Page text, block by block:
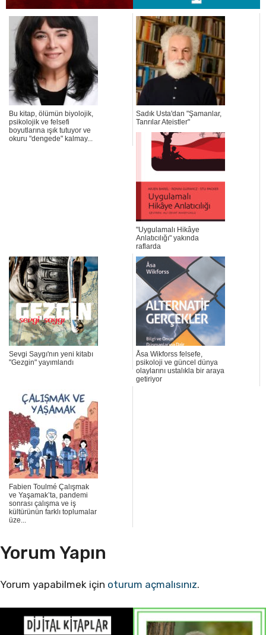
Bu kitap, ölümün biyolojik,
psikolojik ve felsefi
boyutlarına ışık tutuyor ve
okuru "dengede" kalmay...
Sadık Usta'dan "Şamanlar,
Tanrılar Ateistler"
"Uygulamalı Hikâye
Anlatıcılığı" yakında
raflarda
Sevgi Saygı'nın yeni kitabı
"Gezgin" yayımlandı
Åsa Wikforss felsefe,
psikoloji ve güncel dünya
olaylarını ustalıkla bir araya
getiriyor
Fabien Toulmé Çalışmak
ve Yaşamak’ta, pandemi
sonrası çalışma ve iş
kültürünün farklı toplumalar
üze...
Yorum Yapın
Yorum yapabilmek için oturum açmalısınız.